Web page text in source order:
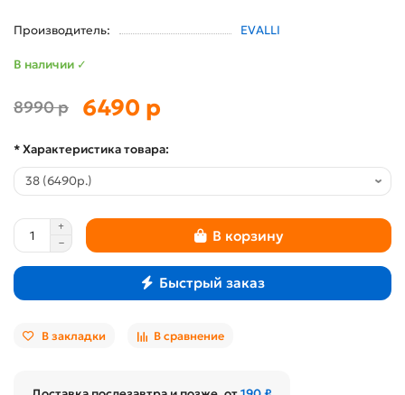
Производитель: EVALLI
В наличии ✓
8990 р 6490 р
* Характеристика товара:
В корзину
Быстрый заказ
В закладки В сравнение